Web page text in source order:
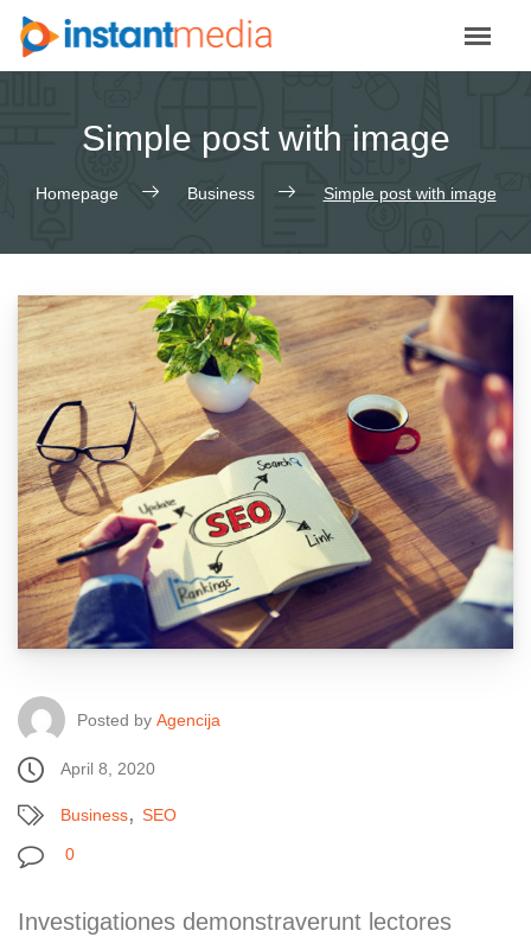
Skip
Simple post with image
Homepage Business Simple post with image
Posted by Agencija
April 8, 2020
Business, SEO
0
Investigationes demonstraverunt lectores